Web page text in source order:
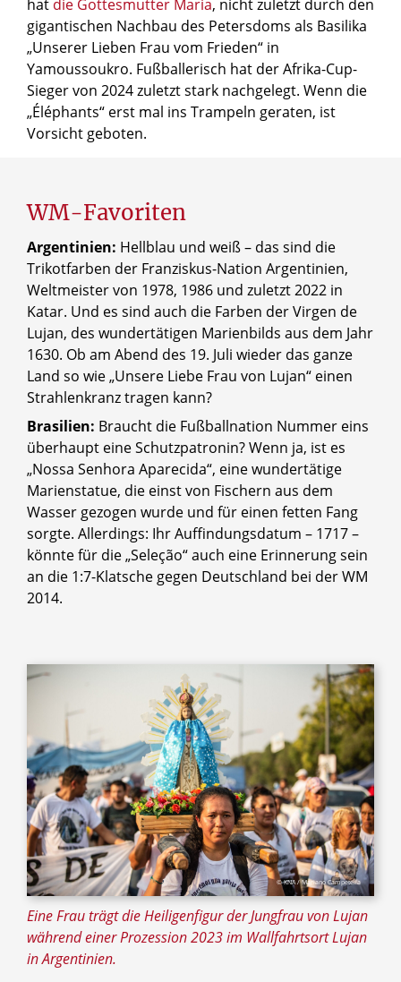
hat die Gottesmutter Maria, nicht zuletzt durch den
gigantischen Nachbau des Petersdoms als Basilika
„Unserer Lieben Frau vom Frieden“ in
Yamoussoukro. Fußballerisch hat der Afrika-Cup-
Sieger von 2024 zuletzt stark nachgelegt. Wenn die
„Éléphants“ erst mal ins Trampeln geraten, ist
Vorsicht geboten.
© KNA / Mariano Campetella
Eine Frau trägt die Heiligenfigur der Jungfrau von Lujan
während einer Prozession 2023 im Wallfahrtsort Lujan
in Argentinien.
WM-Favoriten
Argentinien: Hellblau und weiß – das sind die
Trikotfarben der Franziskus-Nation Argentinien,
Weltmeister von 1978, 1986 und zuletzt 2022 in
Katar. Und es sind auch die Farben der Virgen de
Lujan, des wundertätigen Marienbilds aus dem Jahr
1630. Ob am Abend des 19. Juli wieder das ganze
Land so wie „Unsere Liebe Frau von Lujan“ einen
Strahlenkranz tragen kann?
Brasilien: Braucht die Fußballnation Nummer eins
überhaupt eine Schutzpatronin? Wenn ja, ist es
„Nossa Senhora Aparecida“, eine wundertätige
Marienstatue, die einst von Fischern aus dem
Wasser gezogen wurde und für einen fetten Fang
sorgte. Allerdings: Ihr Auffindungsdatum – 1717 –
könnte für die „Seleção“ auch eine Erinnerung sein
an die 1:7-Klatsche gegen Deutschland bei der WM
2014.